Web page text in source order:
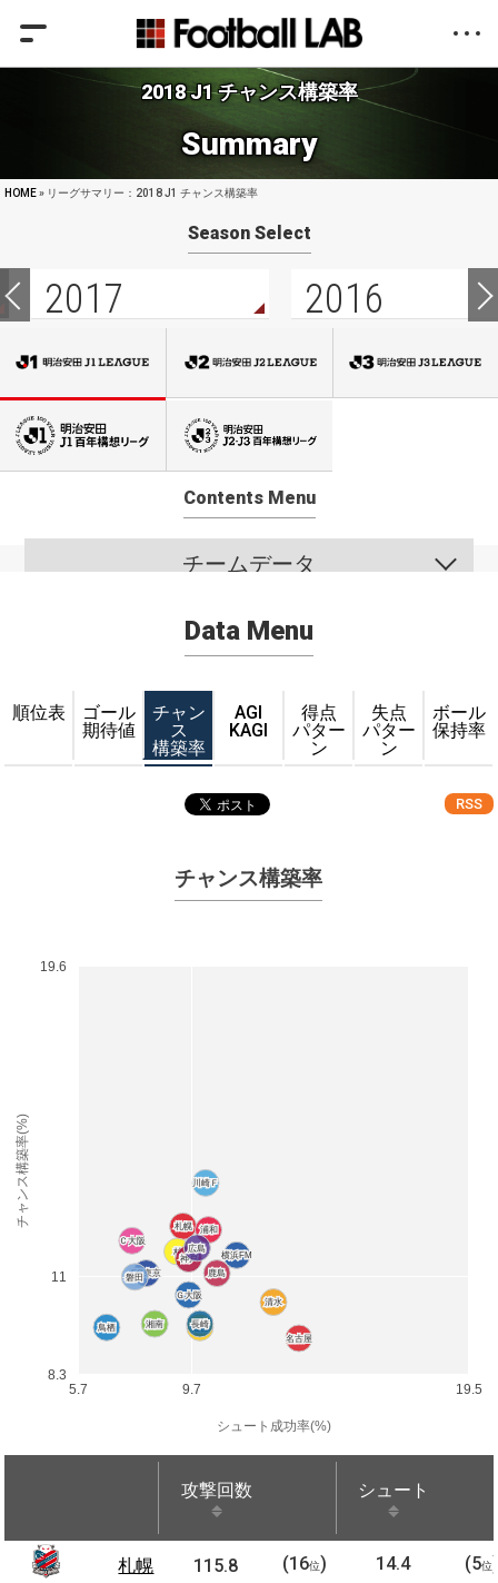
2018 J1 チャンス構築率
Summary
HOME» リーグサマリー：2018 J1 チャンス構築率
Season Select
2017 2016
Contents Menu
チームデータ
Data Menu
順位表
ゴール
期待値
チャン
ス
構築率
AGI
KAGI
得点
パター
ン
失点
パター
ン
ボール
保持率
RSS
チャンス構築率
札幌
札幌
仙台
仙台
鹿島
鹿島
浦和
浦和
柏
柏
FC東京
FC東京
川崎Ｆ
川崎Ｆ
横浜FM
横浜FM
湘南
湘南
清水
清水
磐田
磐田
名古屋
名古屋
Ｇ大阪
Ｇ大阪
Ｃ大阪
Ｃ大阪
神戸
神戸
広島
広島
鳥栖
鳥栖 長崎
長崎
5.7 9.7 19.5
8.3
11
19.6
シュート成功率(%)
チャンス構築率(%)
攻撃回数 シュート
攻撃回数 シュート
札幌 115.8 (16位) 14.4 (5位)